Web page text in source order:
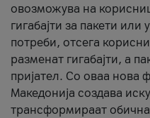
овозможува на
гигабајти за пакети
потреби, отсега
разменат гигабајти, а
пријател. Со оваа нова
Македонија создава
трансформираат